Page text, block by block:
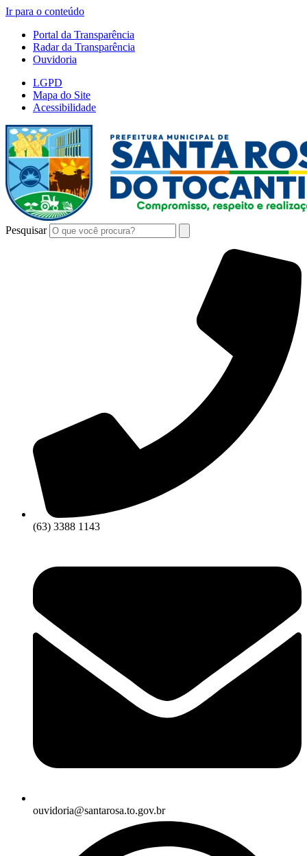
Ir para o conteúdo
Portal da Transparência
Radar da Transparência
Ouvidoria
LGPD
Mapa do Site
Acessibilidade
Pesquisar
(63) 3388 1143
ouvidoria@santarosa.to.gov.br